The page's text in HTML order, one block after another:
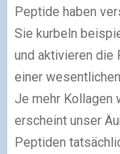
Peptide haben
Sie kurbeln
und aktivieren die
einer
Je mehr Kollagen
erscheint unser
Peptiden